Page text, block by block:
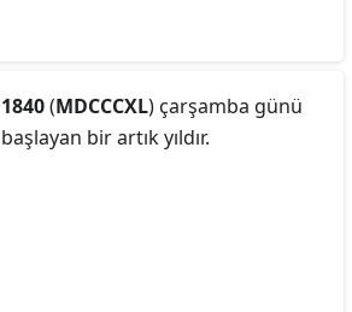
1840(MDCCCXL) çarşamba günü
başlayan bir artık yıldır.